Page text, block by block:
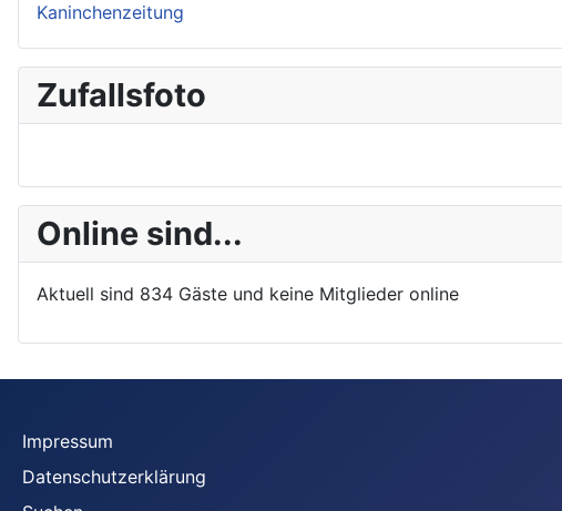
Kaninchenzeitung
Zufallsfoto
Online sind...
Aktuell sind 834 Gäste und keine Mitglieder online
Impressum
Datenschutzerklärung